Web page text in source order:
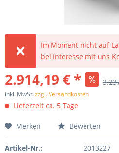
Im Moment nicht auf
bei Interesse mit uns
2.914,19 € *
inkl. MwSt.zzgl. Versandkosten
Lieferzeit ca. 5 Tage
Merken Bewerten
Artikel-Nr.: 2013227